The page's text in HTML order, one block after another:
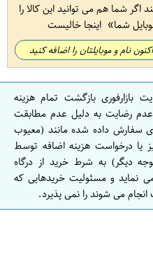
اگر شما هم می توانید این کالا را
شما اینجا خالیست
نام و موبایلتان را اضافه کنید
بازارفوری بازگشت تمام هزینه
رضایت به دلیل عدم مطابقت
سفارش داده شده مانند (معیوب
یا درخواست هزینه اضافه توسط
دیگر) به شرط خرید از درگاه
نماید و مسئولیت خریدهایی که
می شوند را نمی پذیرد.